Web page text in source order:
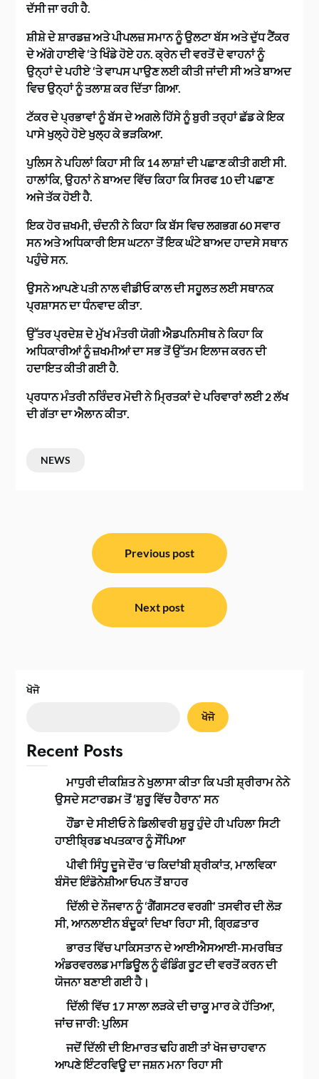
ਦੱਸੀ ਜਾ ਰਹੀ ਹੈ.
ਸ਼ੀਸ਼ੇ ਦੇ ਸ਼ਾਰਡਜ਼ ਅਤੇ ਪੀਪਲਜ਼ ਸਮਾਨ ਨੂੰ ਉਲਟਾ ਬੱਸ ਅਤੇ ਦੁੱਧ ਟੈਂਕਰ
ਦੇ ਅੱਗੇ ਹਾਈਵੇ ‘ਤੇ ਖਿੰਡੇ ਹੋਏ ਹਨ. ਕ੍ਰੇਨ ਦੀ ਵਰਤੋਂ ਦੋ ਵਾਹਨਾਂ ਨੂੰ
ਉਨ੍ਹਾਂ ਦੇ ਪਹੀਏ ‘ਤੇ ਵਾਪਸ ਪਾਉਣ ਲਈ ਕੀਤੀ ਜਾਂਦੀ ਸੀ ਅਤੇ ਬਾਅਦ
ਵਿਚ ਉਨ੍ਹਾਂ ਨੂੰ ਤਲਾਸ਼ ਕਰ ਦਿੱਤਾ ਗਿਆ.
ਟੱਕਰ ਦੇ ਪ੍ਰਭਾਵਾਂ ਨੂੰ ਬੱਸ ਦੇ ਅਗਲੇ ਹਿੱਸੇ ਨੂੰ ਬੁਰੀ ਤਰ੍ਹਾਂ ਛੱਡ ਕੇ ਇਕ
ਪਾਸੇ ਖੁਲ੍ਹੇ ਹੋਏ ਖੁਲ੍ਹ ਕੇ ਭੜਕਿਆ.
ਪੁਲਿਸ ਨੇ ਪਹਿਲਾਂ ਕਿਹਾ ਸੀ ਕਿ 14 ਲਾਸ਼ਾਂ ਦੀ ਪਛਾਣ ਕੀਤੀ ਗਈ ਸੀ.
ਹਾਲਾਂਕਿ, ਉਹਨਾਂ ਨੇ ਬਾਅਦ ਵਿੱਚ ਕਿਹਾ ਕਿ ਸਿਰਫ 10 ਦੀ ਪਛਾਣ
ਅਜੇ ਤੱਕ ਹੋਈ ਹੈ.
ਇਕ ਹੋਰ ਜ਼ਖਮੀ, ਚੰਦਨੀ ਨੇ ਕਿਹਾ ਕਿ ਬੱਸ ਵਿਚ ਲਗਭਗ 60 ਸਵਾਰ
ਸਨ ਅਤੇ ਅਧਿਕਾਰੀ ਇਸ ਘਟਨਾ ਤੋਂ ਇਕ ਘੰਟੇ ਬਾਅਦ ਹਾਦਸੇ ਸਥਾਨ
ਪਹੁੰਚੇ ਸਨ.
ਉਸਨੇ ਆਪਣੇ ਪਤੀ ਨਾਲ ਵੀਡੀਓ ਕਾਲ ਦੀ ਸਹੂਲਤ ਲਈ ਸਥਾਨਕ
ਪ੍ਰਸ਼ਾਸਨ ਦਾ ਧੰਨਵਾਦ ਕੀਤਾ.
ਉੱਤਰ ਪ੍ਰਦੇਸ਼ ਦੇ ਮੁੱਖ ਮੰਤਰੀ ਯੋਗੀ ਐਡਪਨਿਸੀਥ ਨੇ ਕਿਹਾ ਕਿ
ਅਧਿਕਾਰੀਆਂ ਨੂੰ ਜ਼ਖਮੀਆਂ ਦਾ ਸਭ ਤੋਂ ਉੱਤਮ ਇਲਾਜ ਕਰਨ ਦੀ
ਹਦਾਇਤ ਕੀਤੀ ਗਈ ਹੈ.
ਪ੍ਰਧਾਨ ਮੰਤਰੀ ਨਰਿੰਦਰ ਮੋਦੀ ਨੇ ਮ੍ਰਿਤਕਾਂ ਦੇ ਪਰਿਵਾਰਾਂ ਲਈ 2 ਲੱਖ
ਦੀ ਗੱਤਾ ਦਾ ਐਲਾਨ ਕੀਤਾ.
NEWS
Previous post
Next post
ਖੋਜੋ
ਖੋਜੋ
Recent Posts
ਮਾਧੁਰੀ ਦੀਕਸ਼ਿਤ ਨੇ ਖੁਲਾਸਾ ਕੀਤਾ ਕਿ ਪਤੀ ਸ਼੍ਰੀਰਾਮ ਨੇਨੇ
ਉਸਦੇ ਸਟਾਰਡਮ ਤੋਂ ‘ਸ਼ੁਰੂ ਵਿੱਚ ਹੈਰਾਨ’ ਸਨ
ਹੌਂਡਾ ਦੇ ਸੀਈਓ ਨੇ ਡਿਲੀਵਰੀ ਸ਼ੁਰੂ ਹੁੰਦੇ ਹੀ ਪਹਿਲਾ ਸਿਟੀ
ਹਾਈਬ੍ਰਿਡ ਖਪਤਕਾਰ ਨੂੰ ਸੌਂਪਿਆ
ਪੀਵੀ ਸਿੰਧੂ ਦੂਜੇ ਦੌਰ ‘ਚ ਕਿਦਾਂਬੀ ਸ਼੍ਰੀਕਾਂਤ, ਮਾਲਵਿਕਾ
ਬੰਸੋਦ ਇੰਡੋਨੇਸ਼ੀਆ ਓਪਨ ਤੋਂ ਬਾਹਰ
ਦਿੱਲੀ ਦੇ ਨੌਜਵਾਨ ਨੂੰ ‘ਗੈਂਗਸਟਰ ਵਰਗੀ’ ਤਸਵੀਰ ਦੀ ਲੋੜ
ਸੀ, ਆਨਲਾਈਨ ਬੰਦੂਕਾਂ ਦਿਖਾ ਰਿਹਾ ਸੀ, ਗ੍ਰਿਫ਼ਤਾਰ
ਭਾਰਤ ਵਿੱਚ ਪਾਕਿਸਤਾਨ ਦੇ ਆਈਐਸਆਈ-ਸਮਰਥਿਤ
ਅੰਡਰਵਰਲਡ ਮਾਡਿਊਲ ਨੂੰ ਫੰਡਿੰਗ ਰੂਟ ਦੀ ਵਰਤੋਂ ਕਰਨ ਦੀ
ਯੋਜਨਾ ਬਣਾਈ ਗਈ ਹੈ।
ਦਿੱਲੀ ਵਿੱਚ 17 ਸਾਲਾ ਲੜਕੇ ਦੀ ਚਾਕੂ ਮਾਰ ਕੇ ਹੱਤਿਆ,
ਜਾਂਚ ਜਾਰੀ: ਪੁਲਿਸ
ਜਦੋਂ ਦਿੱਲੀ ਦੀ ਇਮਾਰਤ ਢਹਿ ਗਈ ਤਾਂ ਖੋਜ ਚਾਹਵਾਨ
ਆਪਣੇ ਇੰਟਰਵਿਊ ਦਾ ਜਸ਼ਨ ਮਨਾ ਰਿਹਾ ਸੀ